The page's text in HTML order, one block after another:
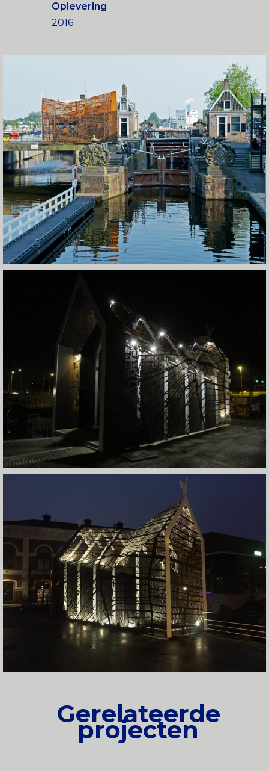
Oplevering
2016
Gerelateerde
projecten